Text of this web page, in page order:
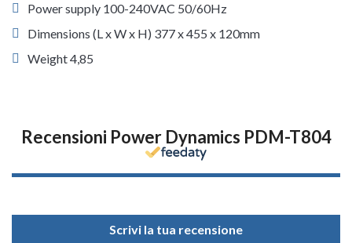
Power supply 100-240VAC 50/60Hz
Dimensions (L x W x H) 377 x 455 x 120mm
Weight 4,85
Recensioni Power Dynamics PDM-T804
Scrivi la tua recensione